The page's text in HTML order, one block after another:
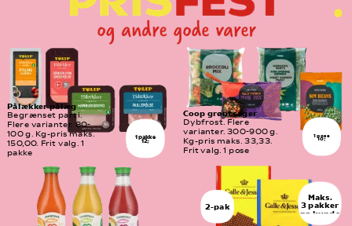
1 pakke
12,-
Pålækker pålæg
Begrænset parti.
Flere varianter. 80-
100 g. Kg-pris maks.
150,00. Frit valg. 1
pakke
1 pose
10,-
Coop grøntsager
Dybfrost. Flere
varianter. 300-900 g.
Kg-pris maks. 33,33.
Frit valg. 1 pose
2-pak
Maks.
3 pakker
pr. kunde